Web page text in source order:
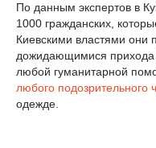
По данным экспертов в
1000 гражданских,
Киевскими властями они
дожидающимися прихода
любой гуманитарной
любого подозрительного
одежде.